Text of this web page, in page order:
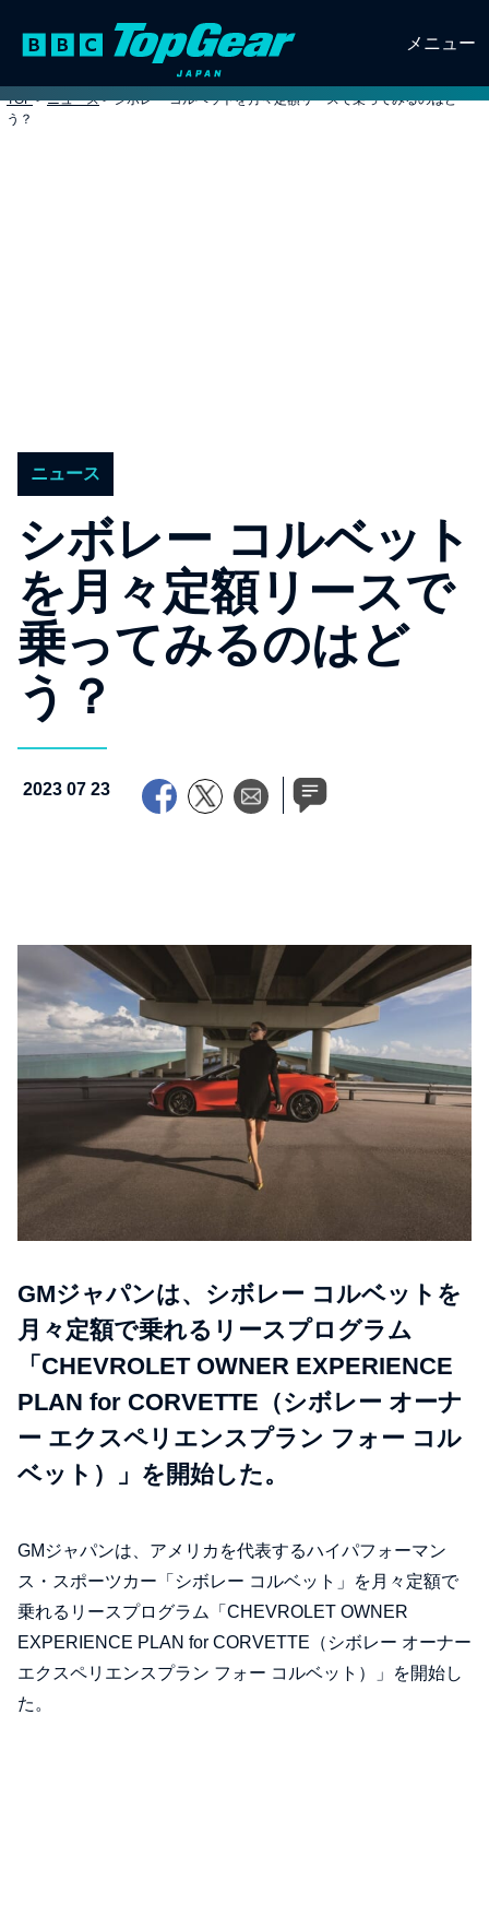
メニュー
TOP > ニュース > シボレー コルベットを月々定額リースで乗ってみるのはど
う？
ニュース
シボレー コルベット
を月々定額リースで
乗ってみるのはど
う？
2023 07 23
GMジャパンは、シボレー コルベットを
月々定額で乗れるリースプログラム
「CHEVROLET OWNER EXPERIENCE
PLAN for CORVETTE（シボレー オーナ
ー エクスペリエンスプラン フォー コル
ベット）」を開始した。
GMジャパンは、アメリカを代表するハイパフォーマン
ス・スポーツカー「シボレー コルベット」を月々定額で
乗れるリースプログラム「CHEVROLET OWNER
EXPERIENCE PLAN for CORVETTE（シボレー オーナー
エクスペリエンスプラン フォー コルベット）」を開始し
た。